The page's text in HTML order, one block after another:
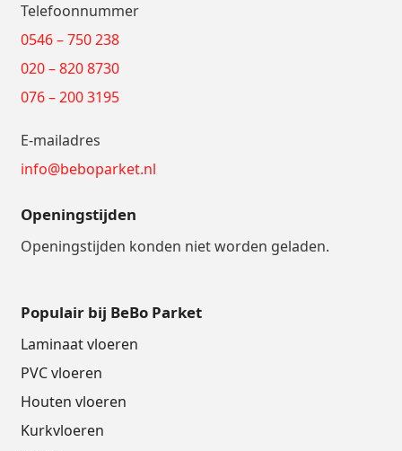
Telefoonnummer
0546 – 750 238
020 – 820 8730
076 – 200 3195
E-mailadres
info@beboparket.nl
Openingstijden
Openingstijden konden niet worden geladen.
Populair bij BeBo Parket
Laminaat vloeren
PVC vloeren
Houten vloeren
Kurkvloeren